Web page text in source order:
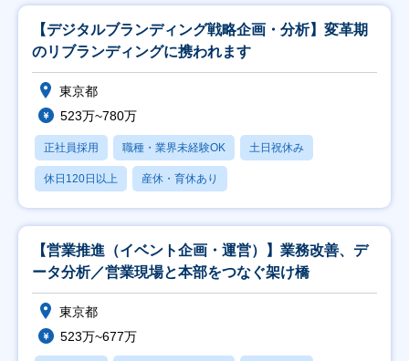
【デジタルブランディング戦略企画・分析】変革期
のリブランディングに携われます
東京都
523万~780万
正社員採用 職種・業界未経験OK 土日祝休み
休日120日以上 産休・育休あり
【営業推進（イベント企画・運営）】業務改善、デ
ータ分析／営業現場と本部をつなぐ架け橋
東京都
523万~677万